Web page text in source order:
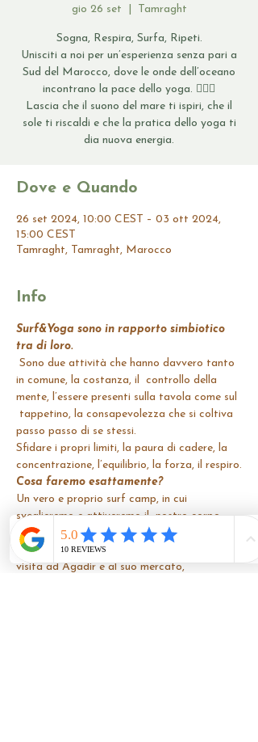
gio 26 set Tamraght
Sogna, Respira, Surfa, Ripeti.
Unisciti a noi per un’esperienza senza pari a
Sud del Marocco, dove le onde dell’oceano
incontrano la pace dello yoga. 🏄‍♀️🌴
Lascia che il suono del mare ti ispiri, che il
sole ti riscaldi e che la pratica dello yoga ti
dia nuova energia.
Dove e Quando
26 set 2024, 10:00 CEST – 03 ott 2024,
15:00 CEST
Tamraght, Tamraght, Marocco
Info
Surf&Yoga sono in rapporto simbiotico
tra di loro.
Sono due attività che hanno davvero tanto
in comune, la costanza, il  controllo della
mente, l’essere presenti sulla tavola come sul
tappetino, la consapevolezza che si coltiva
passo passo di se stessi.
Sfidare i propri limiti, la paura di cadere, la
concentrazione, l’equilibrio, la forza, il respiro.
Cosa faremo esattamente?
Un vero e proprio surf camp, in cui
sveglieremo e attiveremo il  nostro corpo
con le pratiche yoga, lezione di surf, pranzo
in spiaggia,  pratiche pomeridiane post-surf,
visita ad Agadir e al suo mercato,